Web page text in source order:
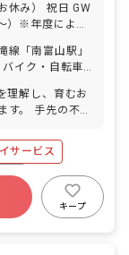
休み） 祝日 GW
）※年度により
取得可能／取得
相談OK） 慶弔
（取得率
線「南富山駅」
理解し、育むお
す。 手先の不器
ミュニケーショ
自己コントロー
え社会性を育て
でのクッキング
従
サービス
実
キープ